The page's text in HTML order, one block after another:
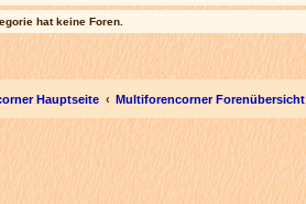
hat keine Foren.
Hauptseite Multiforencorner Forenübersicht